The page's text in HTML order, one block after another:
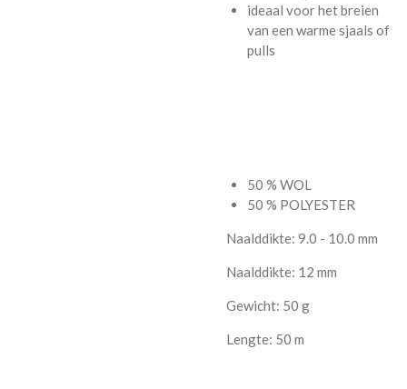
ideaal voor het breien
van een warme sjaals of
pulls
50 % WOL
50 % POLYESTER
Naalddikte: 9.0 - 10.0 mm
Naalddikte: 12 mm
Gewicht: 50 g
Lengte: 50 m